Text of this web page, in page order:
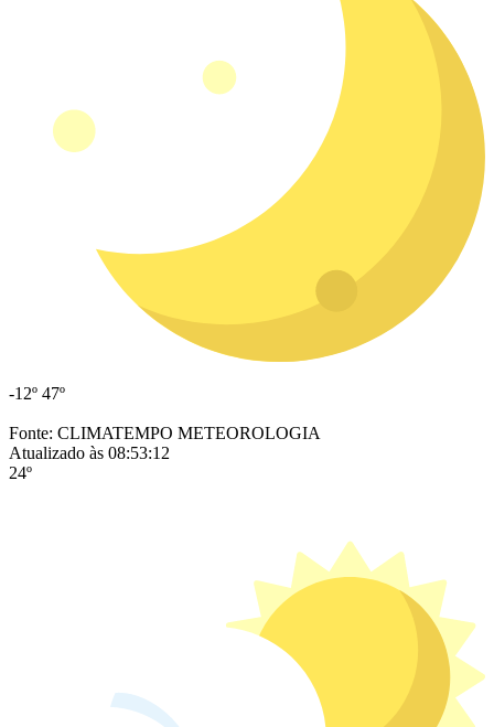
-12º 47º
Fonte: CLIMATEMPO METEOROLOGIA
Atualizado às 08:53:12
24º